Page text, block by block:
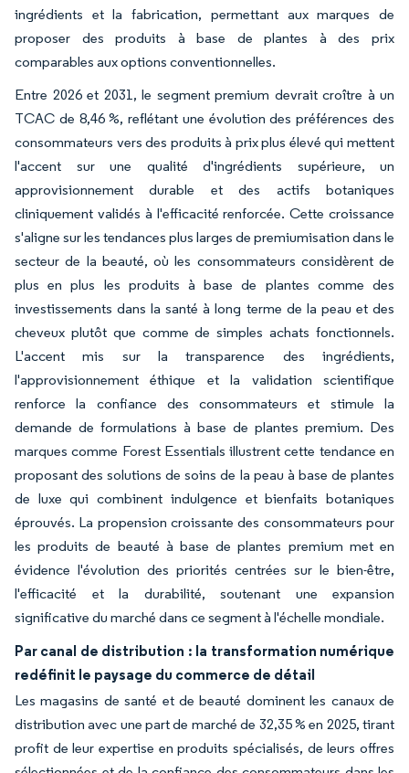
ingrédients et la fabrication, permettant aux marques de
proposer des produits à base de plantes à des prix
comparables aux options conventionnelles.
Entre 2026 et 2031, le segment premium devrait croître à un
TCAC de 8,46 %, reflétant une évolution des préférences des
consommateurs vers des produits à prix plus élevé qui mettent
l'accent sur une qualité d'ingrédients supérieure, un
approvisionnement durable et des actifs botaniques
cliniquement validés à l'efficacité renforcée. Cette croissance
s'aligne sur les tendances plus larges de premiumisation dans le
secteur de la beauté, où les consommateurs considèrent de
plus en plus les produits à base de plantes comme des
investissements dans la santé à long terme de la peau et des
cheveux plutôt que comme de simples achats fonctionnels.
L'accent mis sur la transparence des ingrédients,
l'approvisionnement éthique et la validation scientifique
renforce la confiance des consommateurs et stimule la
demande de formulations à base de plantes premium. Des
marques comme Forest Essentials illustrent cette tendance en
proposant des solutions de soins de la peau à base de plantes
de luxe qui combinent indulgence et bienfaits botaniques
éprouvés. La propension croissante des consommateurs pour
les produits de beauté à base de plantes premium met en
évidence l'évolution des priorités centrées sur le bien-être,
l'efficacité et la durabilité, soutenant une expansion
significative du marché dans ce segment à l'échelle mondiale.
Par canal de distribution : la transformation numérique
redéfinit le paysage du commerce de détail
Les magasins de santé et de beauté dominent les canaux de
distribution avec une part de marché de 32,35 % en 2025, tirant
profit de leur expertise en produits spécialisés, de leurs offres